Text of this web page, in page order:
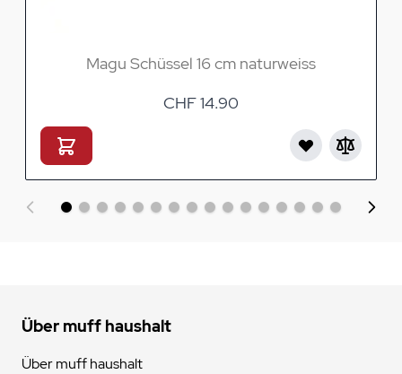
Magu Schüssel 16 cm naturweiss
CHF 14.90
Über muff haushalt
Über muff haushalt